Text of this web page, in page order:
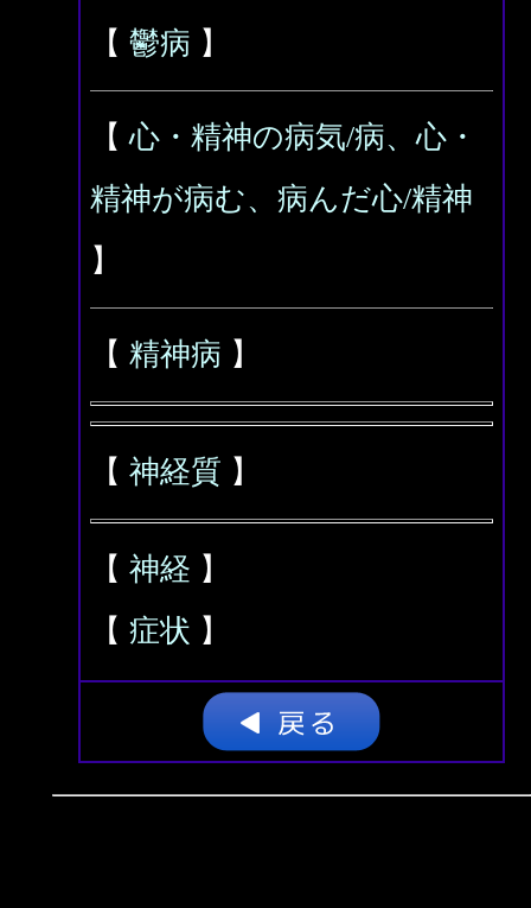
【 鬱病 】
【心・精神の病気/病、心・
精神が病む、病んだ心/精神
】
【 精神病 】
【 神経質 】
【 神経 】
【 症状 】